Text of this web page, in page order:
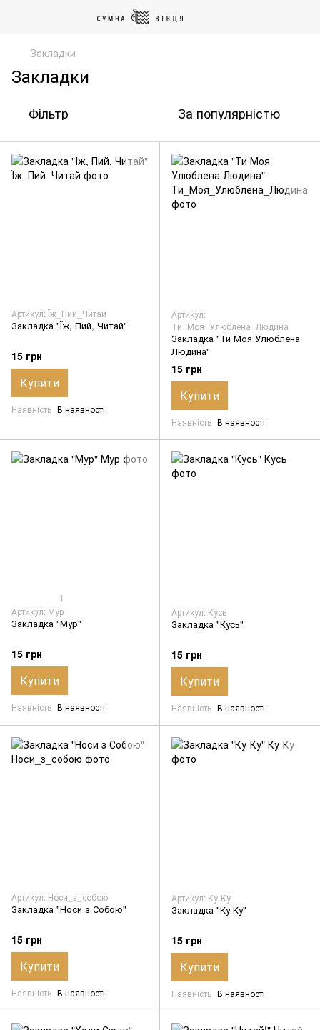
Закладки
Закладки
Фільтр За популярністю
Артикул: Їж_Пий_Читай
Закладка "Їж, Пий, Читай"
15 грн
Купити
Наявність В наявності
Артикул:
Ти_Моя_Улюблена_Людина
Закладка "Ти Моя Улюблена
Людина"
15 грн
Купити
Наявність В наявності
1
Артикул: Мур
Закладка "Мур"
15 грн
Купити
Наявність В наявності
Артикул: Кусь
Закладка "Кусь"
15 грн
Купити
Наявність В наявності
Артикул: Носи_з_собою
Закладка "Носи з Собою"
15 грн
Купити
Наявність В наявності
Артикул: Ку-Ку
Закладка "Ку-Ку"
15 грн
Купити
Наявність В наявності